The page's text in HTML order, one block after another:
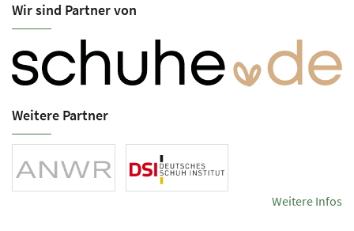
Wir sind Partner von
Weitere Partner
Weitere Infos